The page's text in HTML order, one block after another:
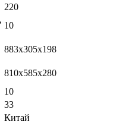
220
10
883x305x198
810x585x280
10
33
Китай